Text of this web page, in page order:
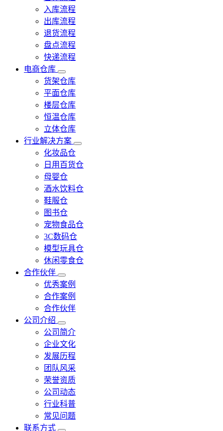
入库流程
出库流程
退货流程
盘点流程
快递流程
电商仓库
货架仓库
平面仓库
楼层仓库
恒温仓库
立体仓库
行业解决方案
化妆品仓
日用百货仓
母婴仓
酒水饮料仓
鞋服仓
图书仓
宠物食品仓
3C数码仓
模型玩具仓
休闲零食仓
合作伙伴
优秀案例
合作案例
合作伙伴
公司介绍
公司简介
企业文化
发展历程
团队风采
荣誉资质
公司动态
行业科普
常见问题
联系方式